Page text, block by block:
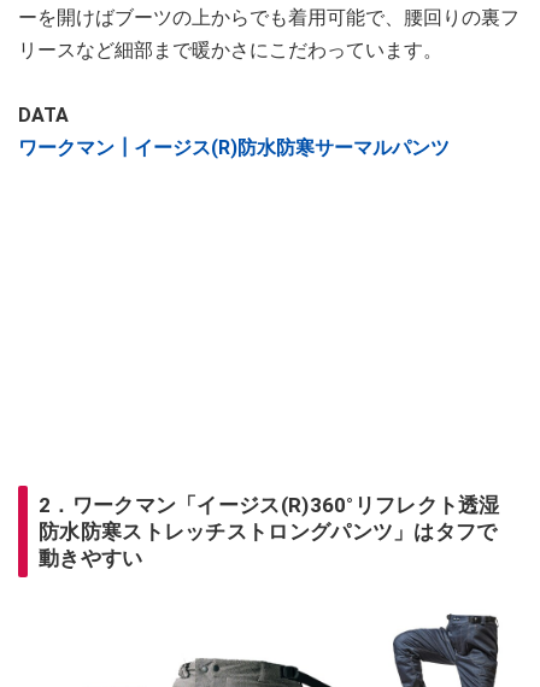
ーを開けばブーツの上からでも着用可能で、腰回りの裏フ
リースなど細部まで暖かさにこだわっています。
DATA
ワークマン┃イージス(R)防水防寒サーマルパンツ
2．ワークマン「イージス(R)360°リフレクト透湿
防水防寒ストレッチストロングパンツ」はタフで
動きやすい